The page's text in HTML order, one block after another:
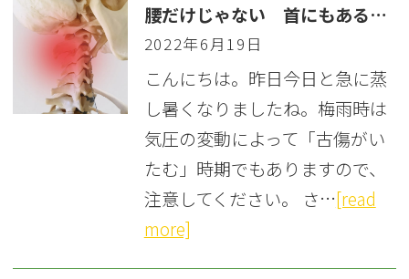
腰だけじゃない 首にもある椎間板ヘルニア
2022年6月19日
こんにちは。昨日今日と急に蒸
し暑くなりましたね。梅雨時は
気圧の変動によって「古傷がい
たむ」時期でもありますので、
注意してください。 さ…[read
more]